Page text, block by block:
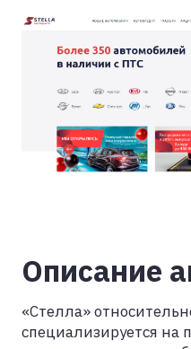
Описание
«Стелла»
специализируется на